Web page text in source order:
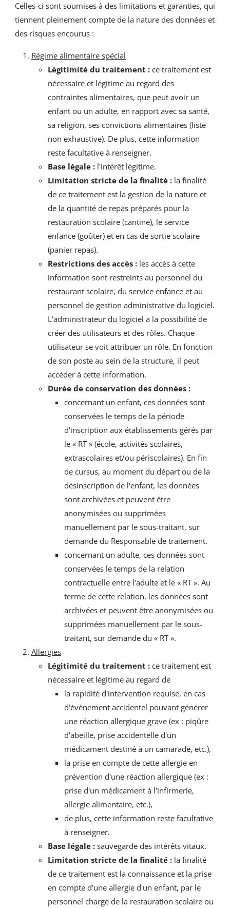
Celles-ci sont soumises à des limitations et garanties, qui
tiennent pleinement compte de la nature des données et
des risques encourus :
Régime alimentaire spécial
Légitimité du traitement : ce traitement est
nécessaire et légitime au regard des
contraintes alimentaires, que peut avoir un
enfant ou un adulte, en rapport avec sa santé,
sa religion, ses convictions alimentaires (liste
non exhaustive). De plus, cette information
reste facultative à renseigner.
Base légale : l'intérêt légitime.
Limitation stricte de la finalité : la finalité
de ce traitement est la gestion de la nature et
de la quantité de repas préparés pour la
restauration scolaire (cantine), le service
enfance (goûter) et en cas de sortie scolaire
(panier repas).
Restrictions des accès : les accès à cette
information sont restreints au personnel du
restaurant scolaire, du service enfance et au
personnel de gestion administrative du logiciel.
L'administrateur du logiciel a la possibilité de
créer des utilisateurs et des rôles. Chaque
utilisateur se voit attribuer un rôle. En fonction
de son poste au sein de la structure, il peut
accéder à cette information.
Durée de conservation des données :
concernant un enfant, ces données sont
conservées le temps de la période
d'inscription aux établissements gérés par
le « RT » (école, activités scolaires,
extrascolaires et/ou périscolaires). En fin
de cursus, au moment du départ ou de la
désinscription de l'enfant, les données
sont archivées et peuvent être
anonymisées ou supprimées
manuellement par le sous-traitant, sur
demande du Responsable de traitement.
concernant un adulte, ces données sont
conservées le temps de la relation
contractuelle entre l'adulte et le « RT ». Au
terme de cette relation, les données sont
archivées et peuvent être anonymisées ou
supprimées manuellement par le sous-
traitant, sur demande du « RT ».
Allergies
Légitimité du traitement : ce traitement est
nécessaire et légitime au regard de
la rapidité d'intervention requise, en cas
d'évènement accidentel pouvant générer
une réaction allergique grave (ex : piqûre
d'abeille, prise accidentelle d'un
médicament destiné à un camarade, etc.),
la prise en compte de cette allergie en
prévention d'une réaction allergique (ex :
prise d'un médicament à l'infirmerie,
allergie alimentaire, etc.),
de plus, cette information reste facultative
à renseigner.
Base légale : sauvegarde des intérêts vitaux.
Limitation stricte de la finalité : la finalité
de ce traitement est la connaissance et la prise
en compte d'une allergie d'un enfant, par le
personnel chargé de la restauration scolaire ou